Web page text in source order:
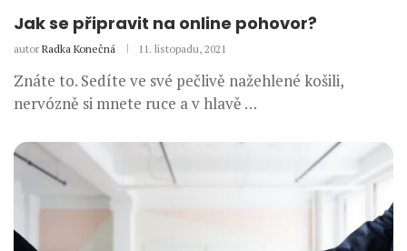
Jak se připravit na online pohovor?
autor Radka Konečná 11. listopadu, 2021
Znáte to. Sedíte ve své pečlivě nažehlené košili,
nervózně si mnete ruce a v hlavě …